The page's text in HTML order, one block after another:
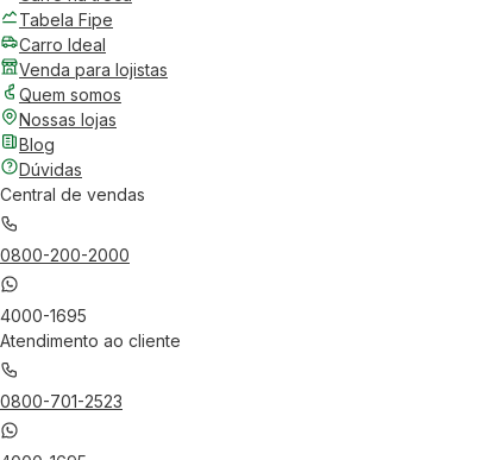
Tabela Fipe
Carro Ideal
Venda para lojistas
Quem somos
Nossas lojas
Blog
Dúvidas
Central de vendas
0800-200-2000
4000-1695
Atendimento ao cliente
0800-701-2523